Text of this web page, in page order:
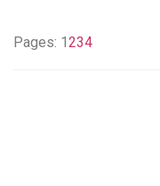
Pages: 1234